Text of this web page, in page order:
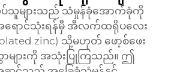
များသည် သံမှုန်ခုံအောက်ခုံကို
ရောင်သုံးရန်မှီ အီလက်ထရိုပလေး
zinc) သို့မဟုတ် ဖော့စ်ဖေး
ာများကို အသုံးပြုကြသည်။ ဤ